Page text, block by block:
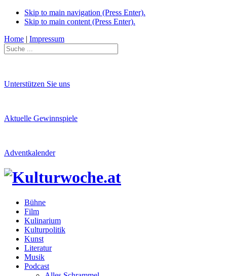
Skip to main navigation (Press Enter).
Skip to main content (Press Enter).
Home | Impressum
Unterstützen Sie uns
Aktuelle Gewinnspiele
Adventkalender
Bühne
Film
Kulinarium
Kulturpolitik
Kunst
Literatur
Musik
Podcast